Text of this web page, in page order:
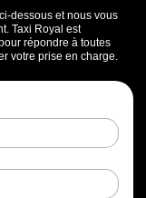
dessous et nous vous
Taxi Royal est
répondre à toutes
votre prise en charge.